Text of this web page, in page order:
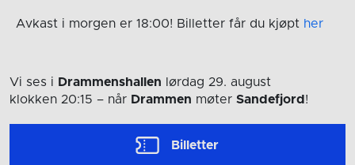
Avkast i morgen er 18:00! Billetter får du kjøpt her
Vi ses i Drammenshallen lørdag 29. august
klokken 20:15 – når Drammen møter Sandefjord !
Billetter